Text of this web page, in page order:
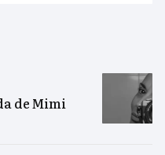
de Mimi